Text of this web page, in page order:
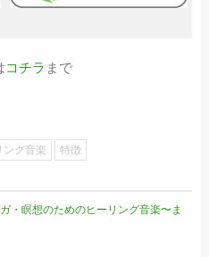
コチラ まで
ング音楽 特徴
ガ・瞑想のためのヒーリング音楽〜ま